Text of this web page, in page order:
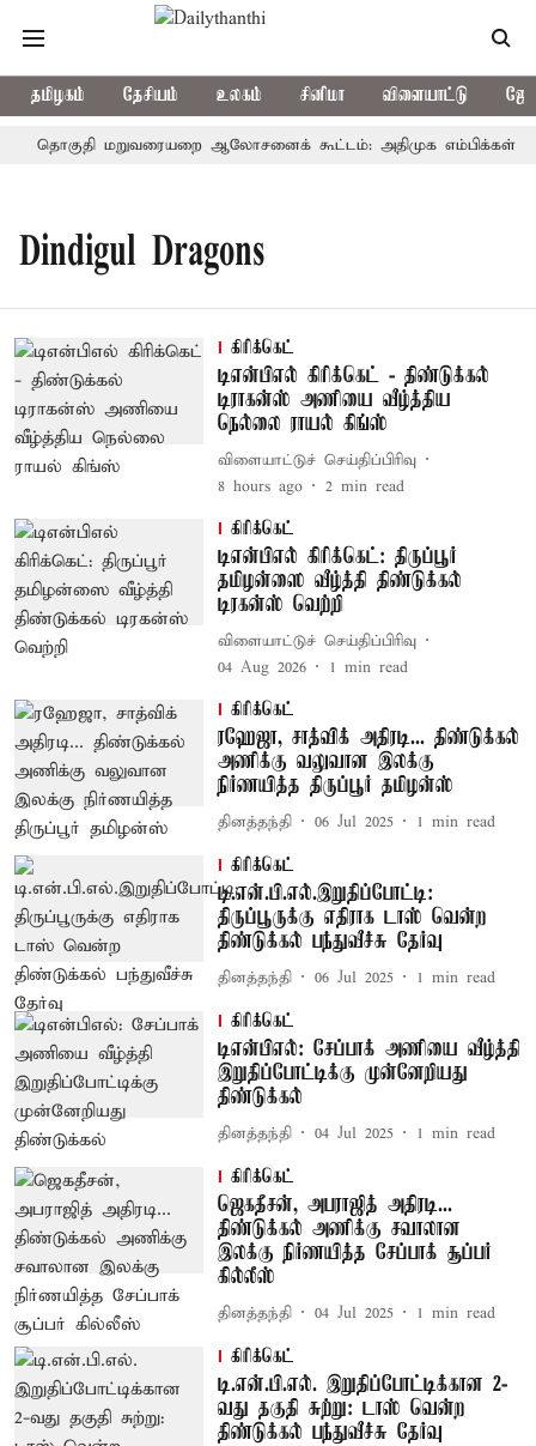
தமிழகம் தேசியம் உலகம் சினிமா விளையாட்டு
தொகுதி மறுவரையறை ஆலோசனைக் கூட்டம்: அதிமுக எம்பிக்கள்
Dindigul Dragons
கிரிக்கெட்
டிஎன்பிஎல் கிரிக்கெட் - திண்டுக்கல்
டிராகன்ஸ் அணியை வீழ்த்திய
நெல்லை ராயல் கிங்ஸ்
விளையாட்டுச் செய்திப்பிரிவு
8 hours ago
2 min read
கிரிக்கெட்
டிஎன்பிஎல் கிரிக்கெட்: திருப்பூர்
தமிழன்ஸை வீழ்த்தி திண்டுக்கல்
டிரகன்ஸ் வெற்றி
விளையாட்டுச் செய்திப்பிரிவு
04 Aug 2026
1 min read
கிரிக்கெட்
ரஹேஜா, சாத்விக் அதிரடி... திண்டுக்கல்
அணிக்கு வலுவான இலக்கு
நிர்ணயித்த திருப்பூர் தமிழன்ஸ்
தினத்தந்தி 06 Jul 2025 1 min read
கிரிக்கெட்
டி.என்.பி.எல்.இறுதிப்போட்டி:
திருப்பூருக்கு எதிராக டாஸ் வென்ற
திண்டுக்கல் பந்துவீச்சு தேர்வு
தினத்தந்தி 06 Jul 2025 1 min read
கிரிக்கெட்
டிஎன்பிஎல்: சேப்பாக் அணியை வீழ்த்தி
இறுதிப்போட்டிக்கு முன்னேறியது
திண்டுக்கல்
தினத்தந்தி 04 Jul 2025 1 min read
கிரிக்கெட்
ஜெகதீசன், அபராஜித் அதிரடி...
திண்டுக்கல் அணிக்கு சவாலான
இலக்கு நிர்ணயித்த சேப்பாக் சூப்பர்
கில்லீஸ்
தினத்தந்தி 04 Jul 2025 1 min read
கிரிக்கெட்
டி.என்.பி.எல். இறுதிப்போட்டிக்கான 2-
வது தகுதி சுற்று: டாஸ் வென்ற
திண்டுக்கல் பந்துவீச்சு தேர்வு